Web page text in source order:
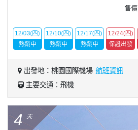
售價
12/03(四)
熱銷中
12/10(四)
熱銷中
12/17(四)
熱銷中
12/24(四)
保證出發
出發地：桃園國際機場 航班資訊
主要交通：飛機
4 天